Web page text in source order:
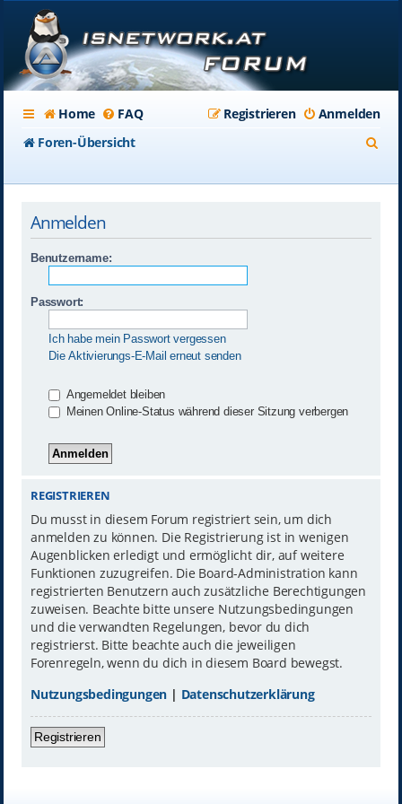
Home FAQ Anmelden
Registrieren
Foren-Übersicht
Anmelden
Benutzername:
Passwort:
Ich habe mein Passwort vergessen
Die Aktivierungs-E-Mail erneut senden
Angemeldet bleiben
Meinen Online-Status während dieser Sitzung verbergen
REGISTRIEREN
Du musst in diesem Forum registriert sein, um dich
anmelden zu können. Die Registrierung ist in wenigen
Augenblicken erledigt und ermöglicht dir, auf weitere
Funktionen zuzugreifen. Die Board-Administration kann
registrierten Benutzern auch zusätzliche Berechtigungen
zuweisen. Beachte bitte unsere Nutzungsbedingungen
und die verwandten Regelungen, bevor du dich
registrierst. Bitte beachte auch die jeweiligen
Forenregeln, wenn du dich in diesem Board bewegst.
Nutzungsbedingungen | Datenschutzerklärung
Registrieren